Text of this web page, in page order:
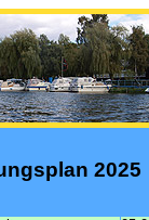
2025